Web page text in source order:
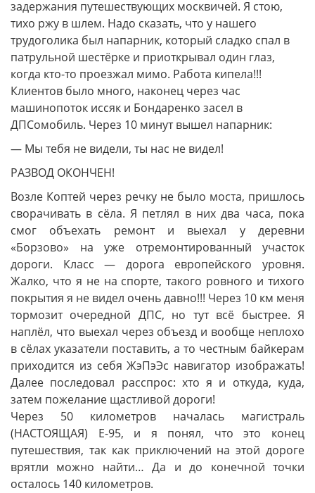
задержания путешествующих москвичей. Я стою,
тихо ржу в шлем. Надо сказать, что у нашего
трудоголика был напарник, который сладко спал в
патрульной шестёрке и приоткрывал один глаз,
когда кто-то проезжал мимо. Работа кипела!!!
Клиентов было много, наконец через час
машинопоток иссяк и Бондаренко засел в
ДПСомобиль. Через 10 минут вышел напарник:
— Мы тебя не видели, ты нас не видел!
РАЗВОД ОКОНЧЕН!
Возле Коптей через речку не было моста, пришлось
сворачивать в сёла. Я петлял в них два часа, пока
смог объехать ремонт и выехал у деревни
«Борзово» на уже отремонтированный участок
дороги. Класс — дорога европейского уровня.
Жалко, что я не на спорте, такого ровного и тихого
покрытия я не видел очень давно!!! Через 10 км меня
тормозит очередной ДПС, но тут всё быстрее. Я
наплёл, что выехал через объезд и вообще неплохо
в сёлах указатели поставить, а то честным байкерам
приходится из себя ЖэПэЭс навигатор изображать!
Далее последовал расспрос: хто я и откуда, куда,
затем пожелание щастливой дороги!
Через 50 километров началась магистраль
(НАСТОЯЩАЯ) Е-95, и я понял, что это конец
путешествия, так как приключений на этой дороге
врятли можно найти… Да и до конечной точки
осталось 140 километров.